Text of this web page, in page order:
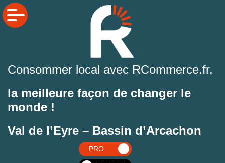
Consommer local avec RCommerce.fr,
la meilleure façon de changer le
monde !
Val de l’Eyre – Bassin d’Arcachon
PRO